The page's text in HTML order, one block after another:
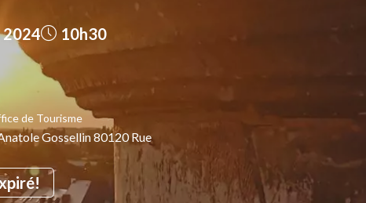
10h30
de Tourisme
Gossellin 80120 Rue